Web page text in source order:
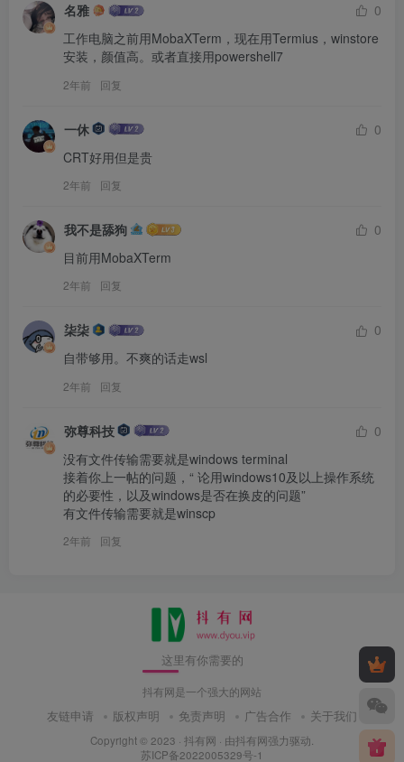
名雅
0
工作电脑之前用MobaXTerm，现在用Termius，winstore
安装，颜值高。或者直接用powershell7
2年前 回复
一休
0
CRT好用但是贵
2年前 回复
我不是舔狗
0
目前用MobaXTerm
2年前 回复
柒柒
0
自带够用。不爽的话走wsl
2年前 回复
弥尊科技
0
没有文件传输需要就是windows terminal
接着你上一帖的问题，“ 论用windows10及以上操作系统
的必要性，以及windows是否在换皮的问题”
有文件传输需要就是winscp
2年前 回复
这里有你需要的
抖有网是一个强大的网站
友链申请 版权声明 免责声明 广告合作 关于我们
Copyright © 2023 · 抖有网 · 由抖有网强力驱动.
苏ICP备2022005329号-1